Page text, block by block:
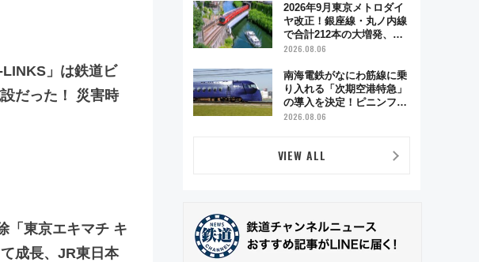
」は鉄道ビ
だった！ 災害時
「東京エキマチ キ
成長、JR東日本
日「京都の鉄道満喫ツア
ー」開催
2026年9月東京メトロダイ
ヤ改正！銀座線・丸ノ内線
で合計212本の大増発、混
雑緩和に期待
2026.08.06
南海電鉄がなにわ筋線に乗
り入れる「次期空港特急」
の導入を決定！ピニンファ
リーナによる日本初の鉄道
2026.08.06
VIEW ALL